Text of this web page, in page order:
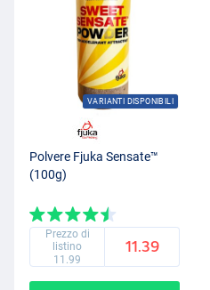
VARIANTI DISPONIBILI
Polvere Fjuka Sensate™
(100g)
Prezzo di
listino
11.99
11.39